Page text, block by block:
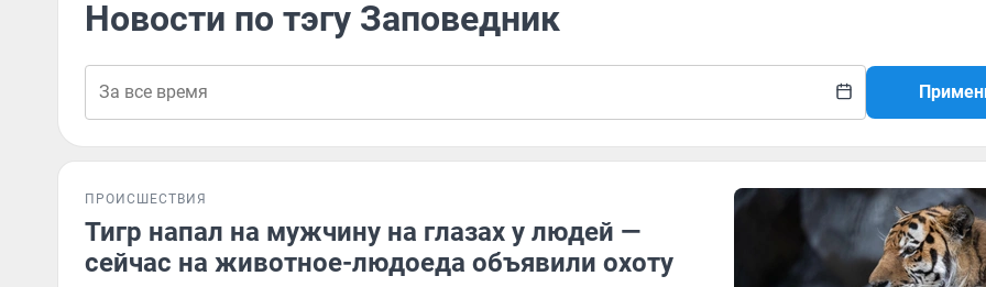
Новости по тэгу Заповедник
ПРОИСШЕСТВИЯ
Тигр напал на мужчину на глазах у людей —
сейчас на животное-людоеда объявили охоту